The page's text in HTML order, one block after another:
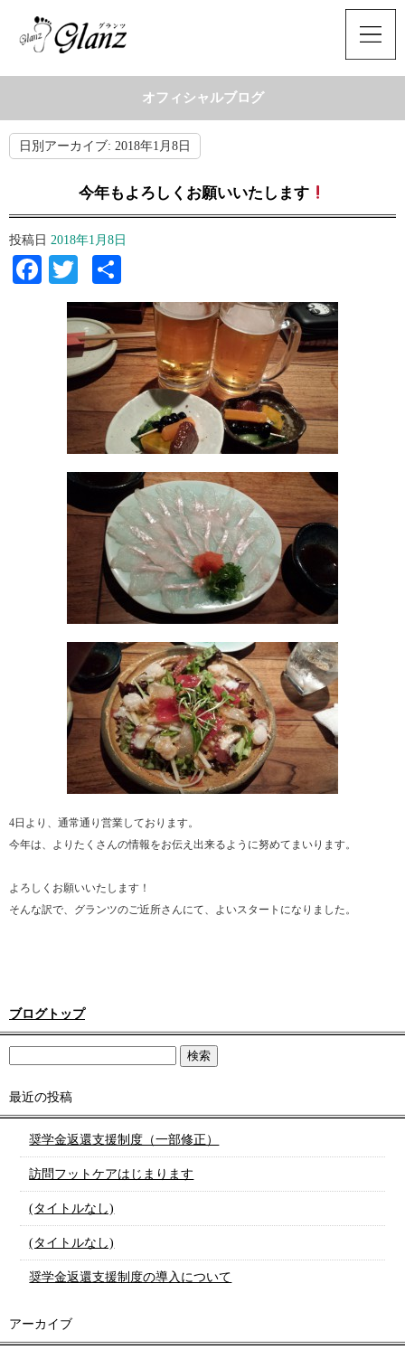
オフィシャルブログ
日別アーカイブ: 2018年1月8日
今年もよろしくお願いいたします
投稿日 2018年1月8日
Facebook
Twitter
有
4日より、通常通り営業しております。
今年は、よりたくさんの情報をお伝え出来るように努めてまいります。
よろしくお願いいたします！
そんな訳で、グランツのご近所さんにて、よいスタートになりました。
ブログトップ
最近の投稿
奨学金返還支援制度（一部修正）
訪問フットケアはじまります
(タイトルなし)
(タイトルなし)
奨学金返還支援制度の導入について
アーカイブ